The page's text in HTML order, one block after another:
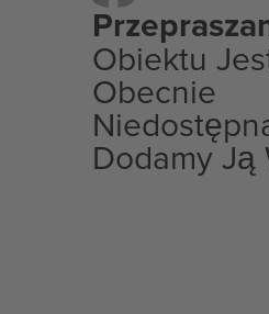
Obiektu
Obecnie
Dodamy Ją